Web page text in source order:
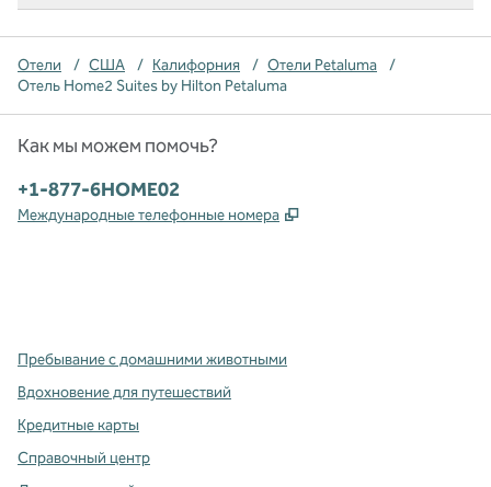
Отели / США / Калифорния / Отели Petaluma
/
Отель Home2 Suites by Hilton Petaluma
Как мы можем помочь?
Телефон:
+1-877-6HOME02
Международные телефонные номера ,
Пребывание с домашними животными
Вдохновение для путешествий
Кредитные карты
Справочный центр